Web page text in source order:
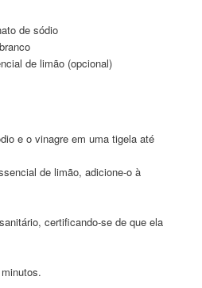
de sódio
de limão (opcional)
e o vinagre em uma tigela até
de limão, adicione-o à
certificando-se de que ela